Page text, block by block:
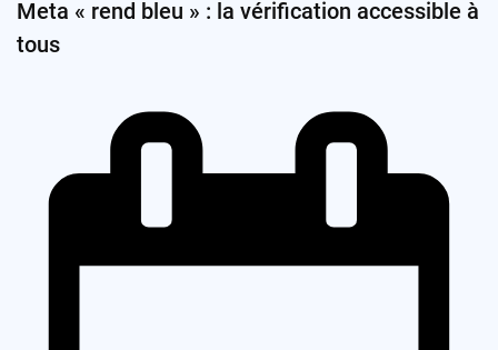
Meta « rend bleu » : la vérification accessible à
tous